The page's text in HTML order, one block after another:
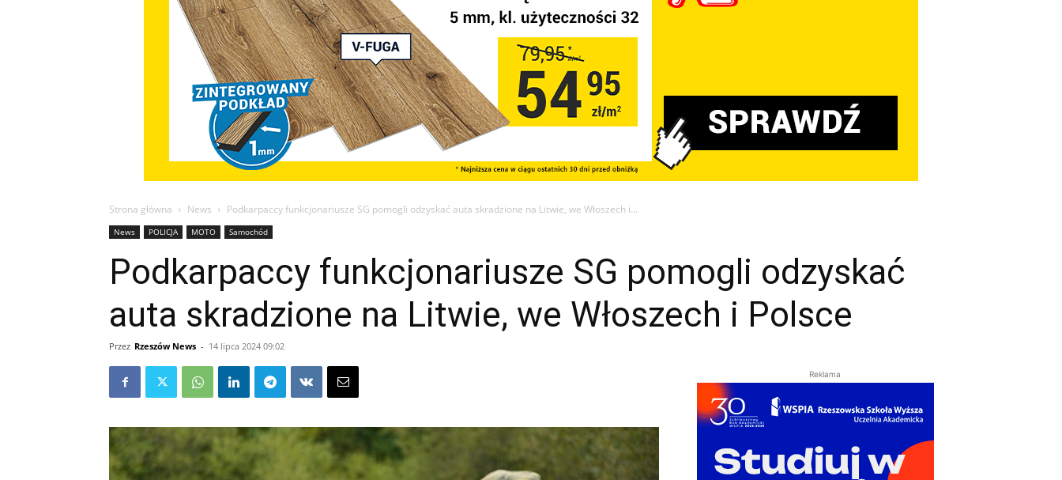
Strona główna News Podkarpaccy funkcjonariusze SG pomogli odzyskać auta skradzione na Litwie, we Włoszech i...
News POLICJA MOTO Samochód
Podkarpaccy funkcjonariusze SG pomogli odzyskać
auta skradzione na Litwie, we Włoszech i Polsce
Przez Rzeszów News - 14 lipca 2024 09:02
Reklama